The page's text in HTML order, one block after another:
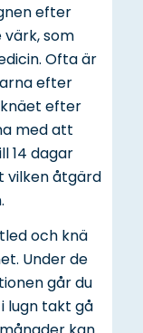
efter
värk, som
Ofta är
efter
efter
med att
14 dagar
vilken åtgärd
och knä
Under de
går du
lugn takt gå